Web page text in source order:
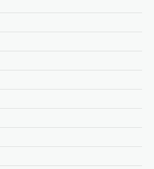
പിടികൂടാന്‍
നല്‍കി രമേശ്
ഡെസ്ക്
ഓഗസ്റ്റ്‌ 7, 2026
പരസ്യമായി വെല്ലുവിളിച്ച
ആഭ്യന്തരമന്ത്രി രമേശ്
നിര്‍ദേശം നല്‍കിയതിനെ
സംസ്ഥാനത്ത് പൊലീസ്
ശക്തമാക്കി.
,ദേശീയം,ലേറ്റസ്റ്റ് ന്യൂസ്